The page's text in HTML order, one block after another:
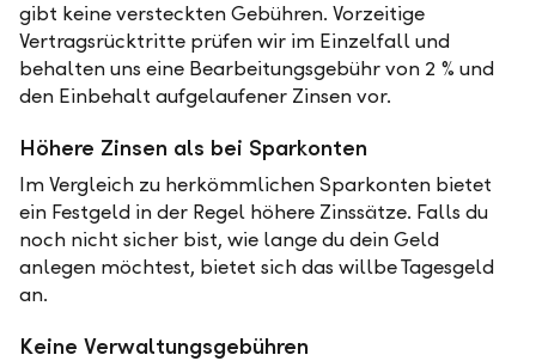
gibt keine versteckten Gebühren. Vorzeitige
Vertragsrücktritte prüfen wir im Einzelfall und
behalten uns eine Bearbeitungsgebühr von 2 % und
den Einbehalt aufgelaufener Zinsen vor.
Höhere Zinsen als bei Sparkonten
Im Vergleich zu herkömmlichen Sparkonten bietet
ein Festgeld in der Regel höhere Zinssätze. Falls du
noch nicht sicher bist, wie lange du dein Geld
anlegen möchtest, bietet sich das willbe Tagesgeld
an.
Keine Verwaltungsgebühren